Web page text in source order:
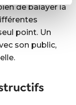
de balayer la
point. Un
son public,